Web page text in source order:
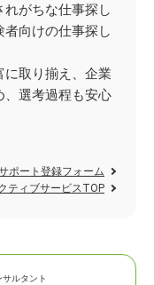
れがちな仕事探し
向けの仕事探し
取り揃え、企業
、選考過程も安心
ポート登録フォーム
ティブサービスTOP
ルタント